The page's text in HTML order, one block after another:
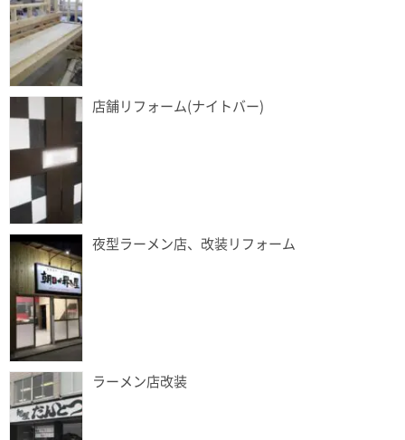
店舗リフォーム(ナイトバー)
夜型ラーメン店、改装リフォーム
ラーメン店改装